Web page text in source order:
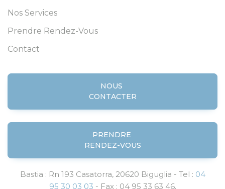
Nos Services
Prendre Rendez-Vous
Contact
NOUS
CONTACTER
PRENDRE
RENDEZ-VOUS
Bastia : Rn 193 Casatorra, 20620 Biguglia - Tel : 04
95 30 03 03 - Fax : 04 95 33 63 46.